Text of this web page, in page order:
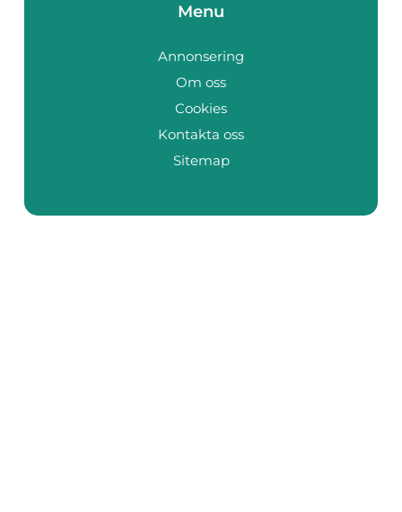
Menu
Annonsering
Om oss
Cookies
Kontakta oss
Sitemap